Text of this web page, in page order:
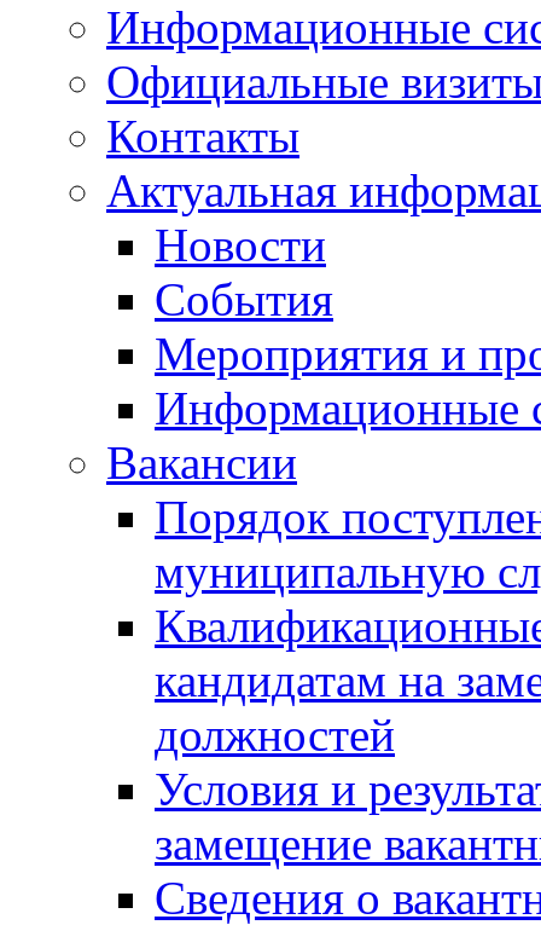
Информационные
Официальные
Контакты
Актуальная
Новости
События
Мероприятия и
Информационные
Вакансии
Порядок
муниципальную
кандидатам на
должностей
Условия и
замещение
Сведения о